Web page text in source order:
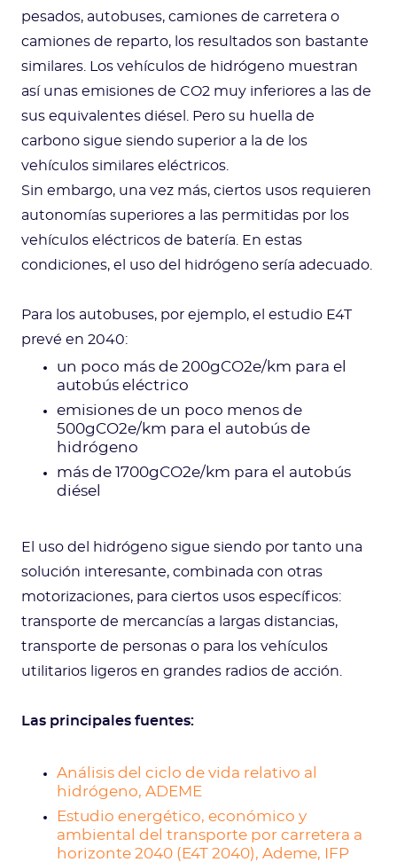
pesados, autobuses, camiones de carretera o
camiones de reparto, los resultados son bastante
similares. Los vehículos de hidrógeno muestran
así unas emisiones de CO2 muy inferiores a las de
sus equivalentes diésel. Pero su huella de
carbono sigue siendo superior a la de los
vehículos similares eléctricos.
Sin embargo, una vez más, ciertos usos requieren
autonomías superiores a las permitidas por los
vehículos eléctricos de batería. En estas
condiciones, el uso del hidrógeno sería adecuado.
Para los autobuses, por ejemplo, el estudio E4T
prevé en 2040:
un poco más de 200gCO2e/km para el
autobús eléctrico
emisiones de un poco menos de
500gCO2e/km para el autobús de
hidrógeno
más de 1700gCO2e/km para el autobús
diésel
El uso del hidrógeno sigue siendo por tanto una
solución interesante, combinada con otras
motorizaciones, para ciertos usos específicos:
transporte de mercancías a largas distancias,
transporte de personas o para los vehículos
utilitarios ligeros en grandes radios de acción.
Las principales fuentes:
Análisis del ciclo de vida relativo al
hidrógeno, ADEME
Estudio energético, económico y
ambiental del transporte por carretera a
horizonte 2040 (E4T 2040), Ademe, IFP